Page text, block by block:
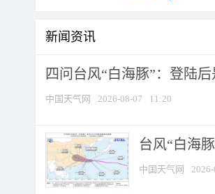
新闻资讯
四问台风“白海豚”：登陆
中国天气网 2026-08-07 11:20
台风“白海
中国天气网